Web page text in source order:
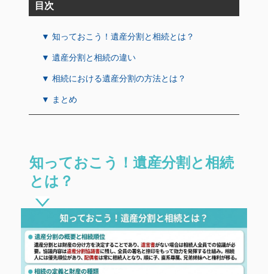
目次
▼ 知っておこう！遺産分割と相続とは？
▼ 遺産分割と相続の違い
▼ 相続における遺産分割の方法とは？
▼ まとめ
知っておこう！遺産分割と相続
とは？